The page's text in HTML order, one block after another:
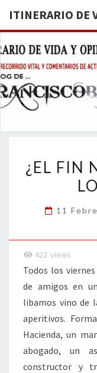
ITINERARIO DE
¿EL FIN
11
422 views
Todos los
de amigos en
libamos vino de
aperitivos.
Hacienda, un
abogado, un
constructor y